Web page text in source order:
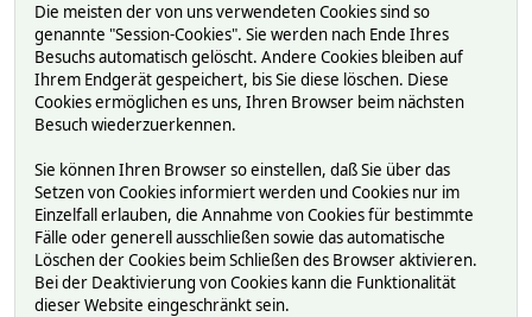
Die meisten der von uns verwendeten Cookies sind so
genannte "Session-Cookies". Sie werden nach Ende Ihres
Besuchs automatisch gelöscht. Andere Cookies bleiben auf
Ihrem Endgerät gespeichert, bis Sie diese löschen. Diese
Cookies ermöglichen es uns, Ihren Browser beim nächsten
Besuch wiederzuerkennen.
Sie können Ihren Browser so einstellen, daß Sie über das
Setzen von Cookies informiert werden und Cookies nur im
Einzelfall erlauben, die Annahme von Cookies für bestimmte
Fälle oder generell ausschließen sowie das automatische
Löschen der Cookies beim Schließen des Browser aktivieren.
Bei der Deaktivierung von Cookies kann die Funktionalität
dieser Website eingeschränkt sein.